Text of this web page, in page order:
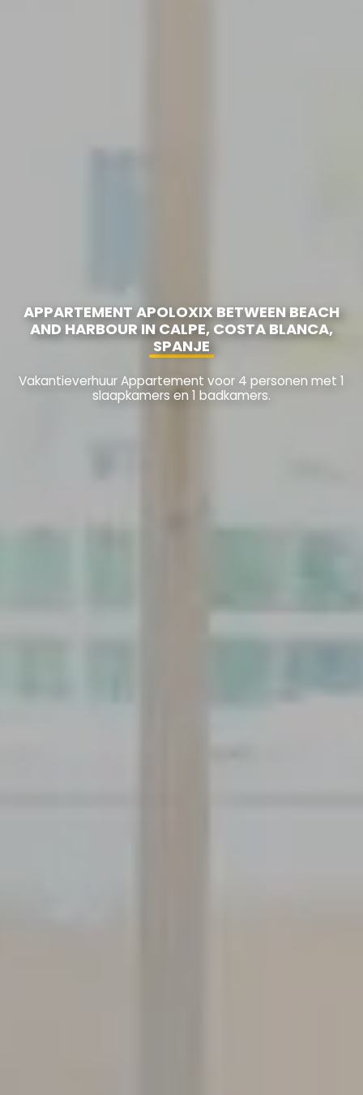
APPARTEMENT APOLOXIX BETWEEN BEACH
AND HARBOUR IN CALPE, COSTA BLANCA,
SPANJE
Vakantieverhuur Appartement voor 4 personen met 1
slaapkamers en 1 badkamers.